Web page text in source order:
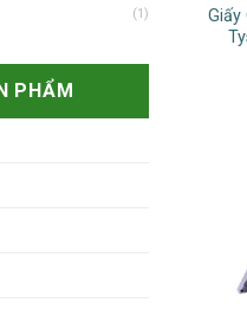
(1)
PHẨM
Giấy